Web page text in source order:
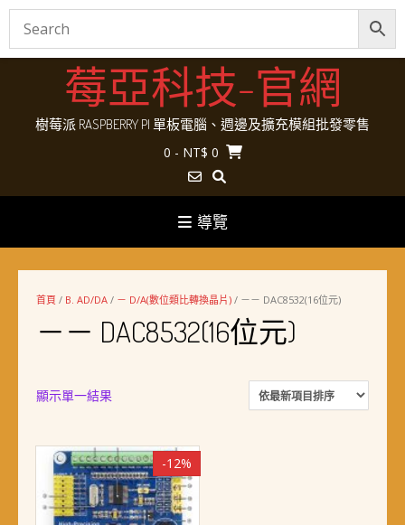
Skip
莓亞科技-官網
樹莓派 RASPBERRY PI 單板電腦、週邊及擴充模組批發零售
0 - NT$ 0
導覽
首頁 / B. AD/DA / － D/A(數位類比轉換晶片) / －－ DAC8532(16位元)
－－ DAC8532(16位元)
顯示單一結果
-12%